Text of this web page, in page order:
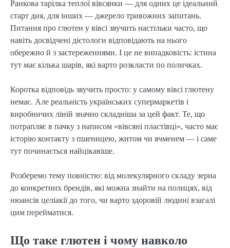
Ранкова тарілка теплої вівсянки — для одних це ідеальний
старт дня, для інших — джерело тривожних запитань.
Питання про глютен у вівсі звучить настільки часто, що
навіть досвідчені дієтологи відповідають на нього
обережно й з застереженнями. І це не випадковість: істина
тут має кілька шарів, які варто розкласти по поличках.
Коротка відповідь звучить просто: у самому вівсі глютену
немає. Але реальність українських супермаркетів і
виробничих ліній значно складніша за цей факт. Те, що
потрапляє в пачку з написом «вівсяні пластівці», часто має
історію контакту з пшеницею, житом чи ячменем — і саме
тут починається найцікавіше.
Розберемо тему повністю: від молекулярного складу зерна
до конкретних брендів, які можна знайти на полицях, від
нюансів целіакії до того, чи варто здоровій людині взагалі
цим перейматися.
Що таке глютен і чому навколо